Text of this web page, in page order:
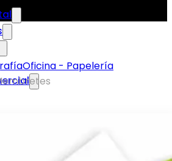
Oficina - Papelería